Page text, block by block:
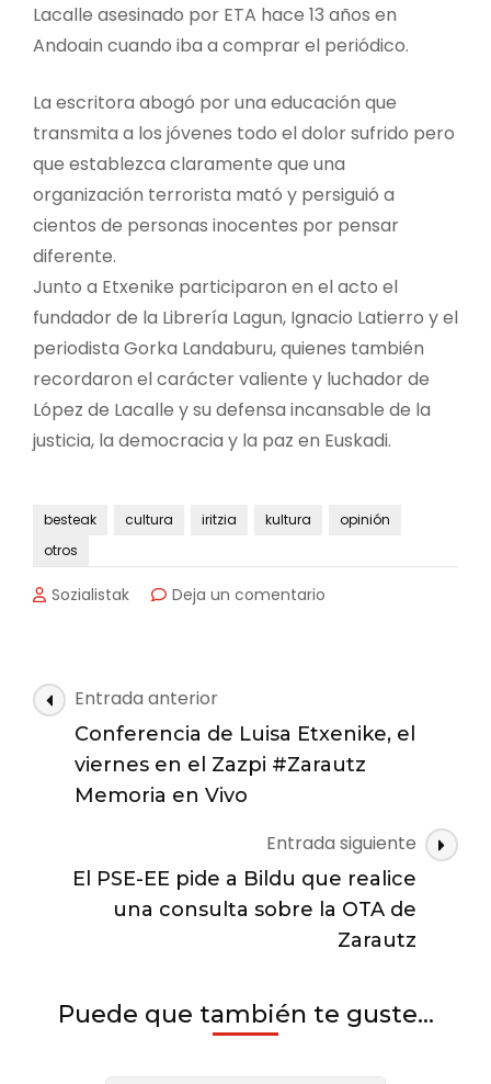
Lacalle asesinado por ETA hace 13 años en
Andoain cuando iba a comprar el periódico.
La escritora abogó por una educación que
transmita a los jóvenes todo el dolor sufrido pero
que establezca claramente que una
organización terrorista mató y persiguió a
cientos de personas inocentes por pensar
diferente.
Junto a Etxenike participaron en el acto el
fundador de la Librería Lagun, Ignacio Latierro y el
periodista Gorka Landaburu, quienes también
recordaron el carácter valiente y luchador de
López de Lacalle y su defensa incansable de la
justicia, la democracia y la paz en Euskadi.
besteak cultura iritzia kultura
opinión
otros
Sozialistak Deja un comentario
la
memoria
viva
acto
en
recuerdo
de
López
Navegación
de
entradas
Entrada anterior
Conferencia de Luisa Etxenike, el
viernes en el Zazpi #Zarautz
Memoria en Vivo
Entrada siguiente
El PSE-EE pide a Bildu que realice
una consulta sobre la OTA de
Zarautz
Puede que también te guste...